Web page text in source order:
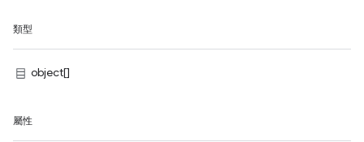
類型
object[]
屬性